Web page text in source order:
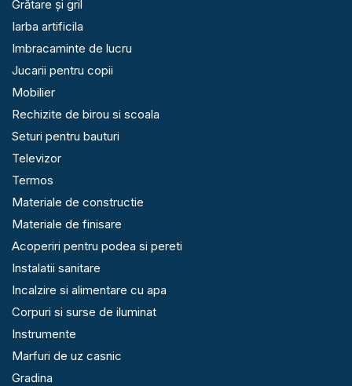
Grătare și gril
Iarba artificila
Imbracaminte de lucru
Jucarii pentru copii
Mobilier
Rechizite de birou si scoala
Seturi pentru bauturi
Televizor
Termos
Materiale de constructie
Materiale de finisare
Acoperiri pentru podea si pereti
Instalatii sanitare
Incalzire si alimentare cu apa
Corpuri si surse de iluminat
Instrumente
Marfuri de uz casnic
Gradina